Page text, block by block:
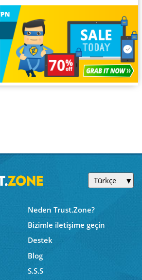
Türkçe
Neden Trust.Zone?
Bizimle iletişime geçin
Destek
Blog
S.S.S